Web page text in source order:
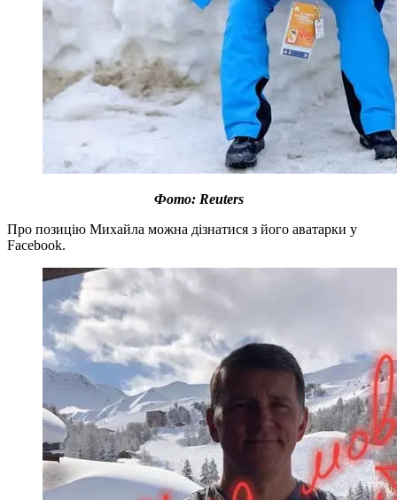
Фото: Reuters
Про позицію Михайла можна дізнатися з його аватарки у
Facebook.